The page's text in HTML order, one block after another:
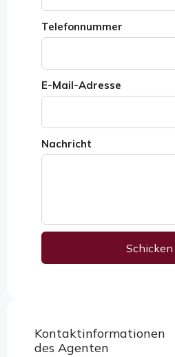
Telefonnummer
E-Mail-Adresse
Nachricht
Schicken
Kontaktinformationen
des Agenten